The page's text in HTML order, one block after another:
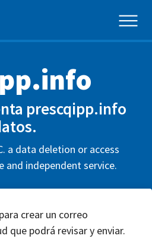
prescqipp.info
a data deletion or access
and independent service.
crear un correo
que podrá revisar y enviar.